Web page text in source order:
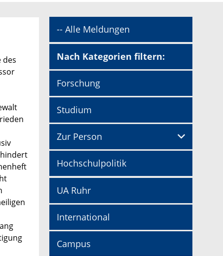
des
-- Alle Meldungen
Nach Kategorien filtern:
Forschung
Studium
Zur Person
Hochschulpolitik
UA Ruhr
International
Campus